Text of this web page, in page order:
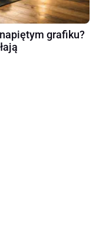
grafiku?